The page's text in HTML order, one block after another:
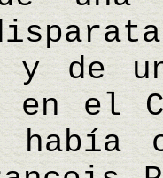
y de
en el